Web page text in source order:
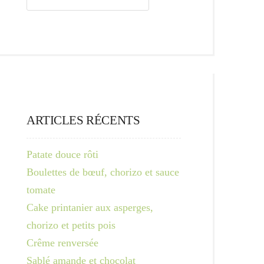
ARTICLES RÉCENTS
Patate douce rôti
Boulettes de bœuf, chorizo et sauce
tomate
Cake printanier aux asperges,
chorizo et petits pois
Crême renversée
Sablé amande et chocolat